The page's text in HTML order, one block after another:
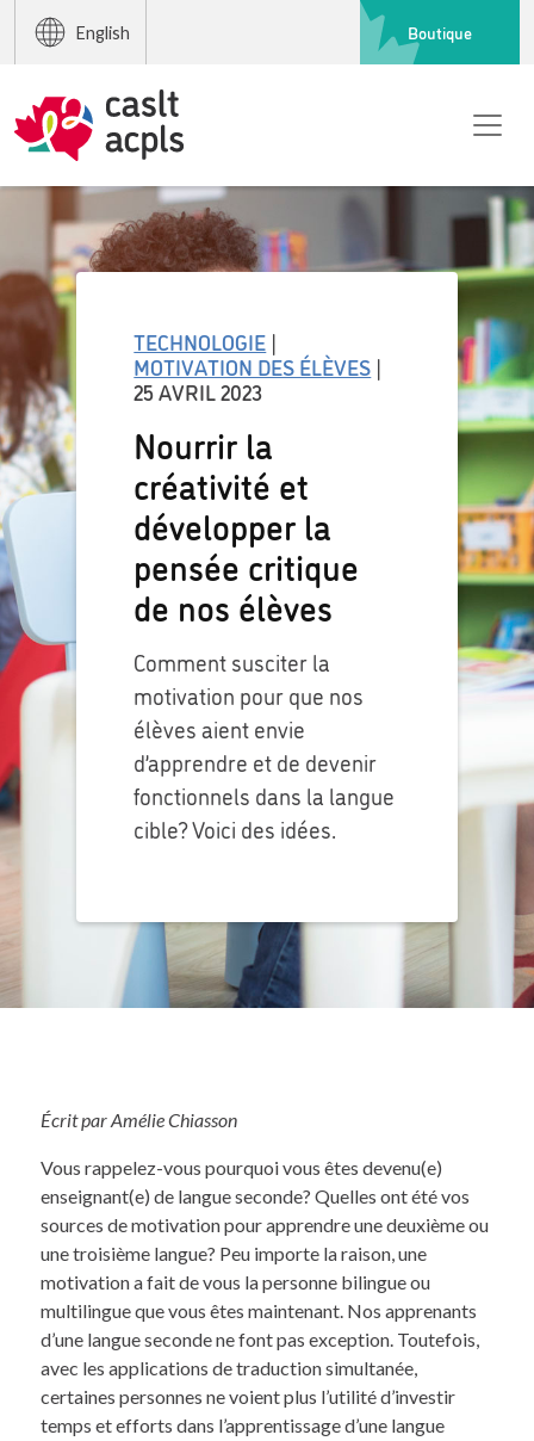
English Boutique
TECHNOLOGIE |
MOTIVATION DES ÉLÈVES |
25 AVRIL 2023
Nourrir la
créativité et
développer la
pensée critique
de nos élèves
Comment susciter la
motivation pour que nos
élèves aient envie
d’apprendre et de devenir
fonctionnels dans la langue
cible? Voici des idées.
Écrit par Amélie Chiasson
Vous rappelez-vous pourquoi vous êtes devenu(e)
enseignant(e) de langue seconde? Quelles ont été vos
sources de motivation pour apprendre une deuxième ou
une troisième langue? Peu importe la raison, une
motivation a fait de vous la personne bilingue ou
multilingue que vous êtes maintenant. Nos apprenants
d’une langue seconde ne font pas exception. Toutefois,
avec les applications de traduction simultanée,
certaines personnes ne voient plus l’utilité d’investir
temps et efforts dans l’apprentissage d’une langue